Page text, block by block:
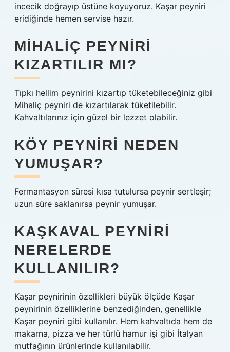
incecik doğrayıp üstüne koyuyoruz. Kaşar peyniri
eridiğinde hemen servise hazır.
MIHALIÇ PEYNIRI
KIZARTILIR MI?
Tıpkı hellim peynirini kızartıp tüketebileceğiniz gibi
Mihaliç peyniri de kızartılarak tüketilebilir.
Kahvaltılarınız için güzel bir lezzet olabilir.
KÖY PEYNIRI NEDEN
YUMUŞAR?
Fermantasyon süresi kısa tutulursa peynir sertleşir;
uzun süre saklanırsa peynir yumuşar.
KAŞKAVAL PEYNIRI
NERELERDE
KULLANILIR?
Kaşar peynirinin özellikleri büyük ölçüde Kaşar
peynirinin özelliklerine benzediğinden, genellikle
Kaşar peyniri gibi kullanılır. Hem kahvaltıda hem de
makarna, pizza ve her türlü hamur işi gibi İtalyan
mutfağının ürünlerinde kullanılabilir.